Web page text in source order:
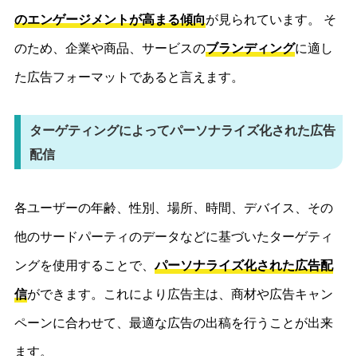
のエンゲージメントが高まる傾向が見られています。 そ
のため、企業や商品、サービスのブランディングに適し
た広告フォーマットであると言えます。
ターゲティングによってパーソナライズ化された広告
配信
各ユーザーの年齢、性別、場所、時間、デバイス、その
他のサードパーティのデータなどに基づいたターゲティ
ングを使用することで、パーソナライズ化された広告配
信ができます。これにより広告主は、商材や広告キャン
ペーンに合わせて、最適な広告の出稿を行うことが出来
ます。